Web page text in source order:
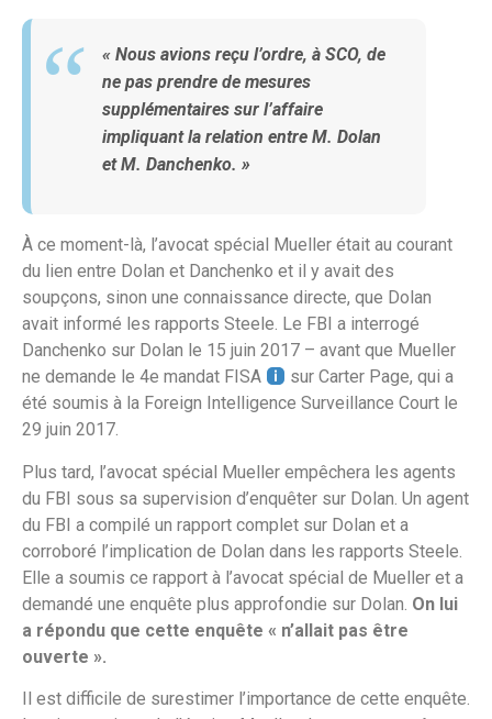
« Nous avions reçu l’ordre, à SCO, de
ne pas prendre de mesures
supplémentaires sur l’affaire
impliquant la relation entre M. Dolan
et M. Danchenko. »
À ce moment-là, l’avocat spécial Mueller était au courant
du lien entre Dolan et Danchenko et il y avait des
soupçons, sinon une connaissance directe, que Dolan
avait informé les rapports Steele. Le FBI a interrogé
Danchenko sur Dolan le 15 juin 2017 – avant que Mueller
ne demande le 4e mandat FISA
sur Carter Page, qui a
été soumis à la Foreign Intelligence Surveillance Court le
29 juin 2017.
Plus tard, l’avocat spécial Mueller empêchera les agents
du FBI sous sa supervision d’enquêter sur Dolan. Un agent
du FBI a compilé un rapport complet sur Dolan et a
corroboré l’implication de Dolan dans les rapports Steele.
Elle a soumis ce rapport à l’avocat spécial de Mueller et a
demandé une enquête plus approfondie sur Dolan. On lui
a répondu que cette enquête « n’allait pas être
ouverte ».
Il est difficile de surestimer l’importance de cette enquête.